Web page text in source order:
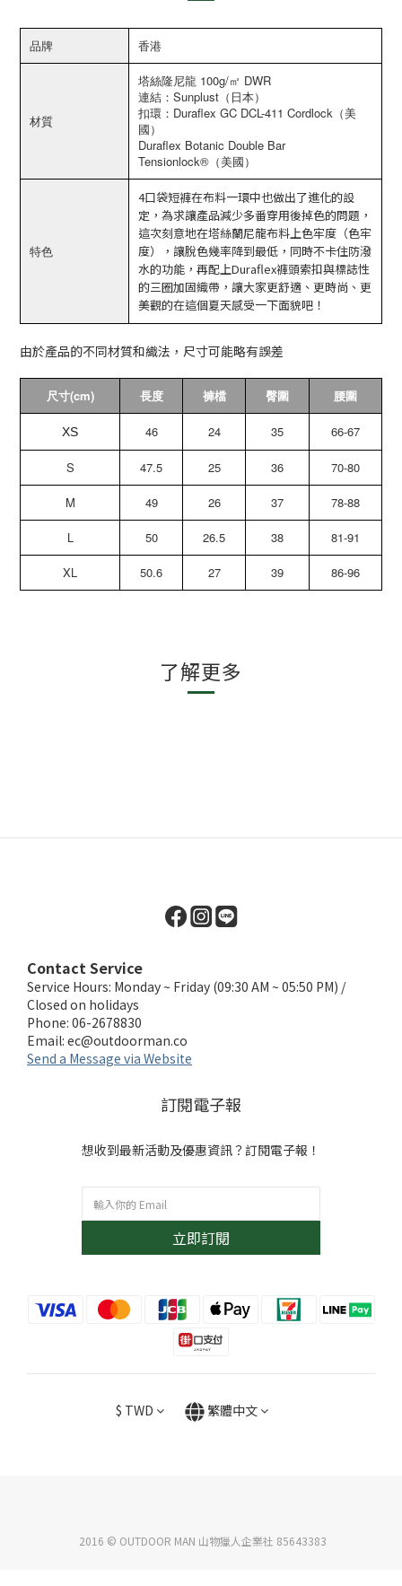
品牌 香港
材質
塔絲隆尼龍 100g/㎡ DWR
連結：Sunplust（日本）
扣環：Duraflex GC DCL-411 Cordlock（美
國）
Duraflex Botanic Double Bar
Tensionlock®️（美國）
特色
4口袋短褲在布料一環中也做出了進化的設
定，為求讓產品減少多番穿用後掉色的問題，
這次刻意地在塔絲蘭尼龍布料上色牢度（色牢
度），讓脫色幾率降到最低，同時不卡住防潑
水的功能，再配上Duraflex褲頭索扣與標誌性
的三圈加固織帶，讓大家更舒適、更時尚、更
美觀的在這個夏天感受一下面貌吧！
由於產品的不同材質和織法，尺寸可能略有誤差
尺寸(cm) 長度 褲檔 臀圍 腰圍
XS 46 24 35 66-67
S 47.5 25 36 70-80
M 49 26 37 78-88
L 50 26.5 38 81-91
XL 50.6 27 39 86-96
了解更多
Contact Service
Service Hours: Monday ~ Friday (09:30 AM ~ 05:50 PM) /
Closed on holidays
Phone: 06-2678830
Email: ec@outdoorman.co
Send a Message via Website
訂閱電子報
想收到最新活動及優惠資訊？訂閱電子報！
立即訂閱
$ TWD 繁體中文
2016 © OUTDOOR MAN 山物獵人企業社 85643383